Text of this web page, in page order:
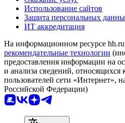
Использование сайтов
Защита персональных
ИТ аккредитация
На информационном ресурсе hh.ru
рекомендательные технологии
предоставления информации на
и анализа сведений, относящихся
пользователей сети «Интернет»,
Российской Федерации)